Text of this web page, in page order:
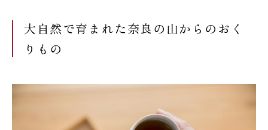
大自然で育まれた奈良の山からのおく
りもの